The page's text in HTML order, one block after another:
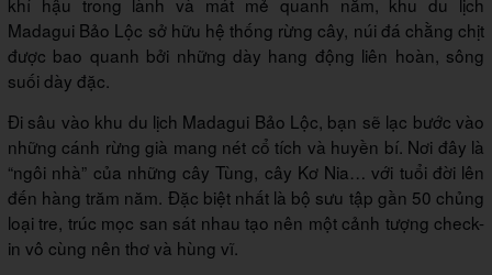
khí hậu trong lành và mát mẻ quanh năm, khu du lịch
Madagui Bảo Lộc sở hữu hệ thống rừng cây, núi đá chằng chịt
được bao quanh bởi những dày hang động liên hoàn, sông
suối dày đặc.
Đi sâu vào khu du lịch Madagui Bảo Lộc, bạn sẽ lạc bước vào
những cánh rừng già mang nét cổ tích và huyền bí. Nơi đây là
“ngôi nhà” của những cây Tùng, cây Kơ Nia… với tuổi đời lên
đến hàng trăm năm. Đặc biệt nhất là bộ sưu tập gần 50 chủng
loại tre, trúc mọc san sát nhau tạo nên một cảnh tượng check-
in vô cùng nên thơ và hùng vĩ.